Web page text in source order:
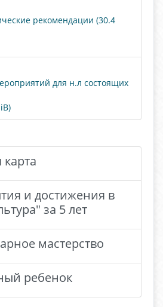
рекомендации (30.4
для н.л состоящих
и достижения в
за 5 лет
мастерство
ребенок